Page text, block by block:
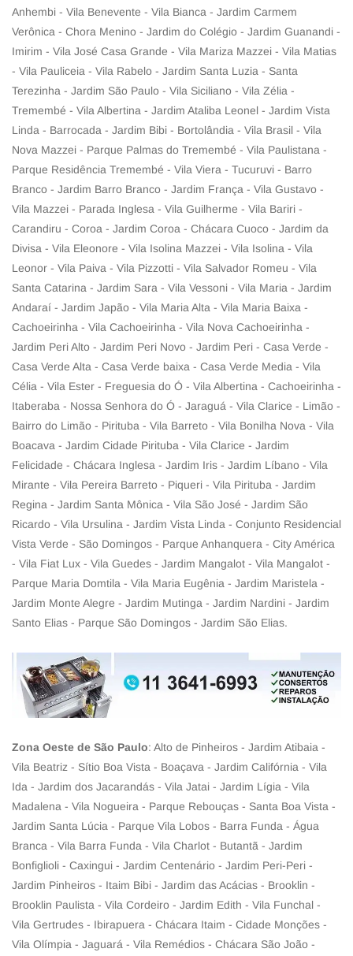
Anhembi - Vila Benevente - Vila Bianca - Jardim Carmem
Verônica - Chora Menino - Jardim do Colégio - Jardim Guanandi -
Imirim - Vila José Casa Grande - Vila Mariza Mazzei - Vila Matias
- Vila Pauliceia - Vila Rabelo - Jardim Santa Luzia - Santa
Terezinha - Jardim São Paulo - Vila Siciliano - Vila Zélia -
Tremembé - Vila Albertina - Jardim Ataliba Leonel - Jardim Vista
Linda - Barrocada - Jardim Bibi - Bortolândia - Vila Brasil - Vila
Nova Mazzei - Parque Palmas do Tremembé - Vila Paulistana -
Parque Residência Tremembé - Vila Viera - Tucuruvi - Barro
Branco - Jardim Barro Branco - Jardim França - Vila Gustavo -
Vila Mazzei - Parada Inglesa - Vila Guilherme - Vila Bariri -
Carandiru - Coroa - Jardim Coroa - Chácara Cuoco - Jardim da
Divisa - Vila Eleonore - Vila Isolina Mazzei - Vila Isolina - Vila
Leonor - Vila Paiva - Vila Pizzotti - Vila Salvador Romeu - Vila
Santa Catarina - Jardim Sara - Vila Vessoni - Vila Maria - Jardim
Andaraí - Jardim Japão - Vila Maria Alta - Vila Maria Baixa -
Cachoeirinha - Vila Cachoeirinha - Vila Nova Cachoeirinha -
Jardim Peri Alto - Jardim Peri Novo - Jardim Peri - Casa Verde -
Casa Verde Alta - Casa Verde baixa - Casa Verde Media - Vila
Célia - Vila Ester - Freguesia do Ó - Vila Albertina - Cachoeirinha -
Itaberaba - Nossa Senhora do Ó - Jaraguá - Vila Clarice - Limão -
Bairro do Limão - Pirituba - Vila Barreto - Vila Bonilha Nova - Vila
Boacava - Jardim Cidade Pirituba - Vila Clarice - Jardim
Felicidade - Chácara Inglesa - Jardim Iris - Jardim Líbano - Vila
Mirante - Vila Pereira Barreto - Piqueri - Vila Pirituba - Jardim
Regina - Jardim Santa Mônica - Vila São José - Jardim São
Ricardo - Vila Ursulina - Jardim Vista Linda - Conjunto Residencial
Vista Verde - São Domingos - Parque Anhanquera - City América
- Vila Fiat Lux - Vila Guedes - Jardim Mangalot - Vila Mangalot -
Parque Maria Domtila - Vila Maria Eugênia - Jardim Maristela -
Jardim Monte Alegre - Jardim Mutinga - Jardim Nardini - Jardim
Santo Elias - Parque São Domingos - Jardim São Elias.
Zona Oeste de São Paulo: Alto de Pinheiros - Jardim Atibaia -
Vila Beatriz - Sítio Boa Vista - Boaçava - Jardim Califórnia - Vila
Ida - Jardim dos Jacarandás - Vila Jatai - Jardim Lígia - Vila
Madalena - Vila Nogueira - Parque Rebouças - Santa Boa Vista -
Jardim Santa Lúcia - Parque Vila Lobos - Barra Funda - Água
Branca - Vila Barra Funda - Vila Charlot - Butantã - Jardim
Bonfiglioli - Caxingui - Jardim Centenário - Jardim Peri-Peri -
Jardim Pinheiros - Itaim Bibi - Jardim das Acácias - Brooklin -
Brooklin Paulista - Vila Cordeiro - Jardim Edith - Vila Funchal -
Vila Gertrudes - Ibirapuera - Chácara Itaim - Cidade Monções -
Vila Olímpia - Jaguará - Vila Remédios - Chácara São João -